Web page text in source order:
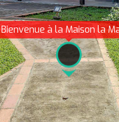
Bienvenue à la Maison la